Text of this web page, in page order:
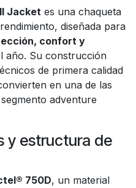
Jacket es una chaqueta
diseñada para
confort y
año. Su construcción
de primera calidad
en una de las
adventure
y estructura de
750D, un material